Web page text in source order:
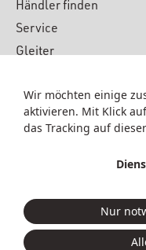
Händler finden
Service
Gleiter
Material
News & Presse
Wir möchten einige
aktivieren. Mit Klick
das Tracking auf
Nur